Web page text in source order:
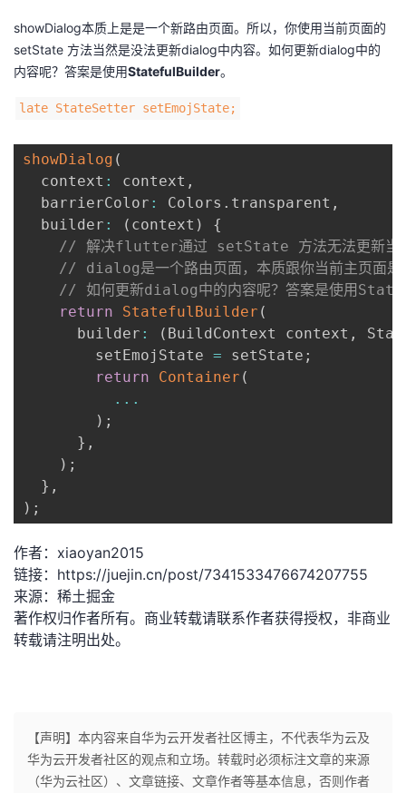
showDialog本质上是是一个新路由页面。所以，你使用当前页面的
setState 方法当然是没法更新dialog中内容。如何更新dialog中的
内容呢？答案是使用StatefulBuilder。
late StateSetter setEmojState;
showDialog (
  context
: context ,
  barrierColor
: Colors . transparent ,
  builder
: ( context )
{
// 解决flutter通过 setState 方法无法更新当
// dialog是一个路由页面，本质跟你当前主页面
// 如何更新dialog中的内容呢？答案是使用
return
StatefulBuilder (
      builder
: ( BuildContext context ,
        setEmojState
= setState ;
return
Container (
...
) ;
} ,
) ;
} ,
) ;
作者：xiaoyan2015
链接：https://juejin.cn/post/7341533476674207755
来源：稀土掘金
著作权归作者所有。商业转载请联系作者获得授权，非商业
转载请注明出处。
【声明】本内容来自华为云开发者社区博主，不代表华为云及
华为云开发者社区的观点和立场。转载时必须标注文章的来源
（华为云社区）、文章链接、文章作者等基本信息，否则作者